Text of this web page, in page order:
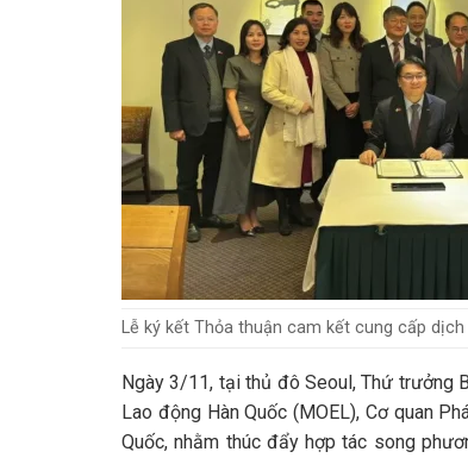
Lễ ký kết Thỏa thuận cam kết cung cấp
Ngày 3/11, tại thủ đô Seoul, Thứ trưởng
Lao động Hàn Quốc (MOEL), Cơ quan
Quốc, nhằm thúc đẩy hợp tác song